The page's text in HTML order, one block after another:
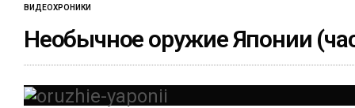
ВИДЕОХРОНИКИ
Необычное оружие Японии